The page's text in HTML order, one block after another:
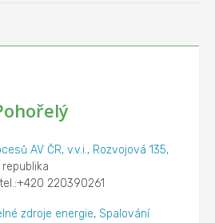
AV ČR, v.v.i., Rozvojová 135,
republika
220390261
zdroje energie,Spalování